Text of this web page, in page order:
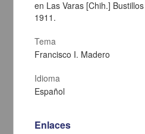
Carta de Margarita Robles a
Alberto de la Garza por estar a favor
[sin fecha]
Multidisciplina
en Las Varas [Chih.]
1911.
Tema
Francisco I. Madero
Idioma
Español
Enlaces